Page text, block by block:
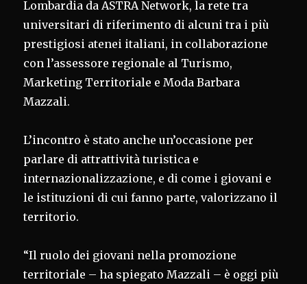
Lombardia da ASTRA Network, la rete tra
universitari di riferimento di alcuni tra i più
prestigiosi atenei italiani, in collaborazione
con l’assessore regionale al Turismo,
Marketing Territoriale e Moda Barbara
Mazzali.
L’incontro è stato anche un’occasione per
parlare di attrattività turistica e
internazionalizzazione, e di come i giovani e
le istituzioni di cui fanno parte, valorizzano il
territorio.
“Il ruolo dei giovani nella promozione
territoriale – ha spiegato Mazzali – è oggi più